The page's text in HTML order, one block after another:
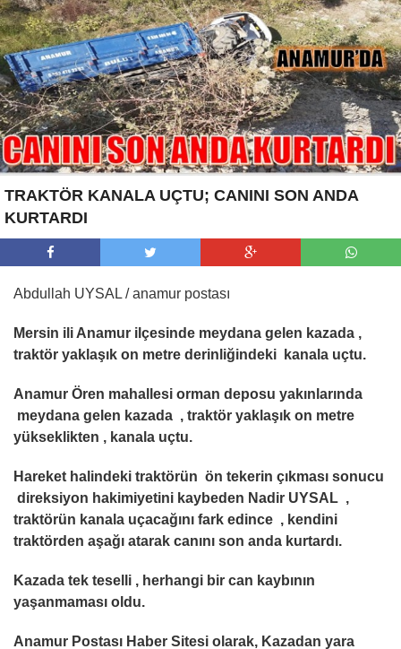
TRAKTÖR KANALA UÇTU; CANINI SON ANDA
KURTARDI
Abdullah UYSAL / anamur postası
Mersin ili Anamur ilçesinde meydana gelen kazada ,
traktör yaklaşık on metre derinliğindeki kanala uçtu.
Anamur Ören mahallesi orman deposu yakınlarında
meydana gelen kazada , traktör yaklaşık on metre
yükseklikten , kanala uçtu.
Hareket halindeki traktörün ön tekerin çıkması sonucu
direksiyon hakimiyetini kaybeden Nadir UYSAL ,
traktörün kanala uçacağını fark edince , kendini
traktörden aşağı atarak canını son anda kurtardı.
Kazada tek teselli , herhangi bir can kaybının
yaşanmaması oldu.
Anamur Postası Haber Sitesi olarak, Kazadan yara